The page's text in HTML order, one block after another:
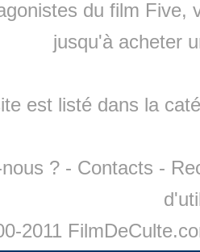
du film Five,
jusqu'à acheter
est listé dans la
? - Contacts -
2011